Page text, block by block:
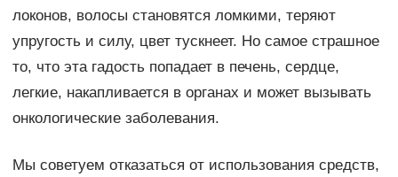
локонов, волосы становятся ломкими, теряют
упругость и силу, цвет тускнеет. Но самое страшное
то, что эта гадость попадает в печень, сердце,
легкие, накапливается в органах и может вызывать
онкологические заболевания.
Мы советуем отказаться от использования средств,